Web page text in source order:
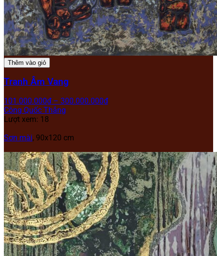
Thêm vào giỏ
Tranh Âm Vang
101.000.000₫ – 300.000.000₫
Công Quốc Thắng
Lượt xem: 18
Sơn mài, 90x120 cm